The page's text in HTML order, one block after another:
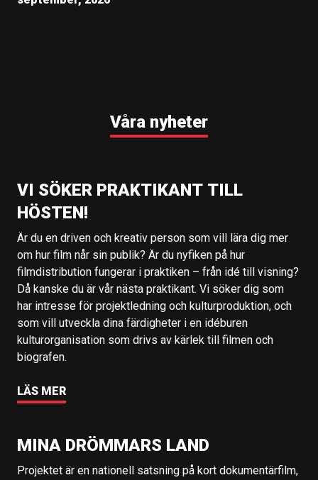
Våra nyheter
VI SÖKER PRAKTIKANT TILL
HÖSTEN!
Är du en driven och kreativ person som vill lära dig mer
om hur film når sin publik? Är du nyfiken på hur
filmdistribution fungerar i praktiken – från idé till visning?
Då kanske du är vår nästa praktikant. Vi söker dig som
har intresse för projektledning och kulturproduktion, och
som vill utveckla dina färdigheter i en idéburen
kulturorganisation som drivs av kärlek till filmen och
biografen.
LÄS MER
MINA DRÖMMARS LAND
Projektet är en nationell satsning på kort dokumentärfilm,